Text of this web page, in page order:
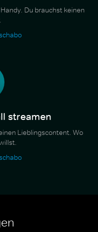
Du brauchst keinen
streamen
Lieblingscontent. Wo